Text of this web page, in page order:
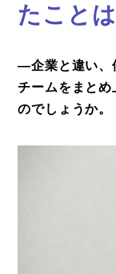
トピッ
運営会
登録
お問い
たこと
―企業と違い、
チームをまとめ
のでしょうか。